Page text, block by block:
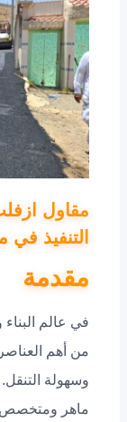
مقاول
التنفيذ في
مقدمة
في عالم
من أهم
وسهولة التنقل.
ماهر ومتخصص